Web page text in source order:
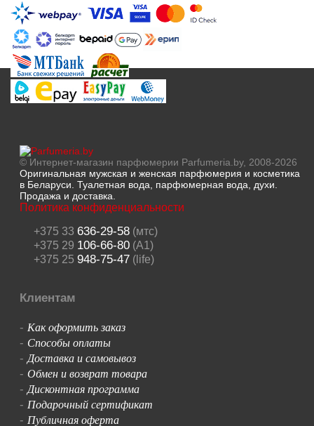
© Интернет-магазин парфюмерии Parfumeria.by, 2008-2026
Оригинальная мужская и женская парфюмерия и косметика
в Беларуси. Туалетная вода, парфюмерная вода, духи.
Продажа и доставка.
Политика конфиденциальности
+375 33 636-29-58(мтс)
+375 29 106-66-80(A1)
+375 25 948-75-47(life)
Клиентам
- Как оформить заказ
- Способы оплаты
-Доставка и самовывоз
- Обмен и возврат товара
-Дисконтная программа
- Подарочный сертификат
- Публичная оферта